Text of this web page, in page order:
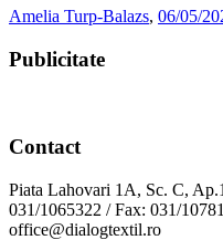
Amelia Turp-Balazs, 06/05/
Publicitate
Contact
Piata Lahovari 1A, Sc. C,
031/1065322 / Fax: 031/
office@dialogtextil.ro